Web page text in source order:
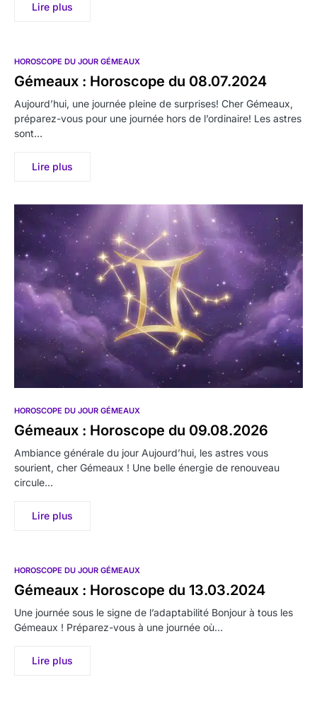
Lire plus
HOROSCOPE DU JOUR GÉMEAUX
Gémeaux : Horoscope du 08.07.2024
Aujourd’hui, une journée pleine de surprises! Cher Gémeaux,
préparez-vous pour une journée hors de l’ordinaire! Les astres
sont…
Lire plus
HOROSCOPE DU JOUR GÉMEAUX
Gémeaux : Horoscope du 09.08.2026
Ambiance générale du jour Aujourd’hui, les astres vous
sourient, cher Gémeaux ! Une belle énergie de renouveau
circule…
Lire plus
HOROSCOPE DU JOUR GÉMEAUX
Gémeaux : Horoscope du 13.03.2024
Une journée sous le signe de l’adaptabilité Bonjour à tous les
Gémeaux ! Préparez-vous à une journée où…
Lire plus